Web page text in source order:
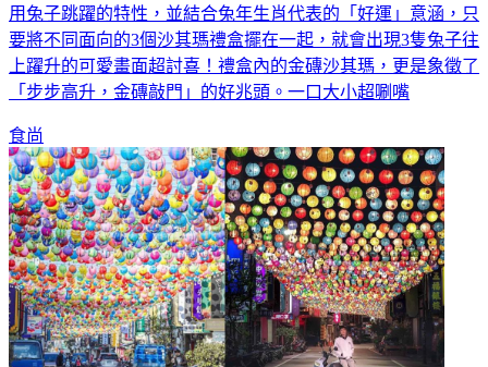
多款兔年春節限定禮盒。今年的「兔兔高升禮盒」在設計上運
用兔子跳躍的特性，並結合兔年生肖代表的「好運」意涵，只
要將不同面向的3個沙其瑪禮盒擺在一起，就會出現3隻兔子往
上躍升的可愛畫面超討喜！禮盒內的金磚沙其瑪，更是象徵了
食尚